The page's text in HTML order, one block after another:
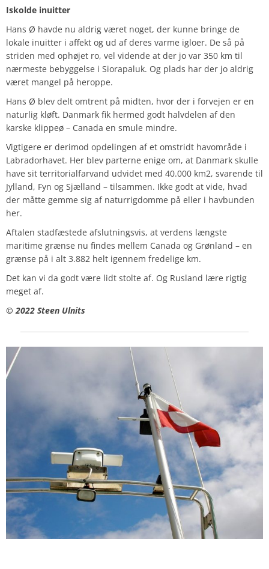
Iskolde inuitter
Hans Ø havde nu aldrig været noget, der kunne bringe de
lokale inuitter i affekt og ud af deres varme igloer. De så på
striden med ophøjet ro, vel vidende at der jo var 350 km til
nærmeste bebyggelse i Siorapaluk. Og plads har der jo aldrig
været mangel på heroppe.
Hans Ø blev delt omtrent på midten, hvor der i forvejen er en
naturlig kløft. Danmark fik hermed godt halvdelen af den
karske klippeø – Canada en smule mindre.
Vigtigere er derimod opdelingen af et omstridt havområde i
Labradorhavet. Her blev parterne enige om, at Danmark skulle
have sit territorialfarvand udvidet med 40.000 km2, svarende til
Jylland, Fyn og Sjælland – tilsammen. Ikke godt at vide, hvad
der måtte gemme sig af naturrigdomme på eller i havbunden
her.
Aftalen stadfæstede afslutningsvis, at verdens længste
maritime grænse nu findes mellem Canada og Grønland – en
grænse på i alt 3.882 helt igennem fredelige km.
Det kan vi da godt være lidt stolte af. Og Rusland lære rigtig
meget af.
© 2022 Steen Ulnits